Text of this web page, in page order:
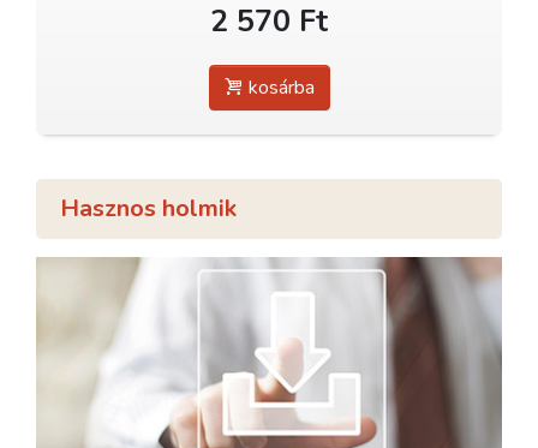
2 570 Ft
kosárba
Hasznos holmik